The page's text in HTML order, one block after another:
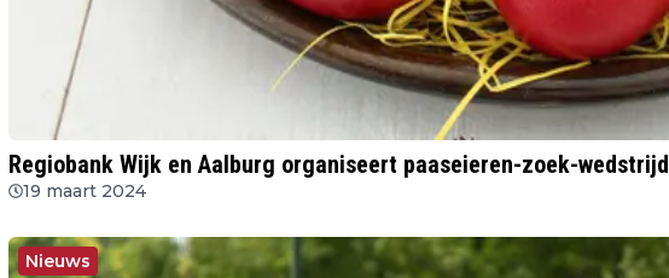
Regiobank Wijk en Aalburg organiseert paaseieren-zoek-wedstrijd
19 maart 2024
Nieuws